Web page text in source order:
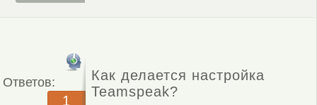
Ответов:
1
Как делается настройка
Teamspeak?